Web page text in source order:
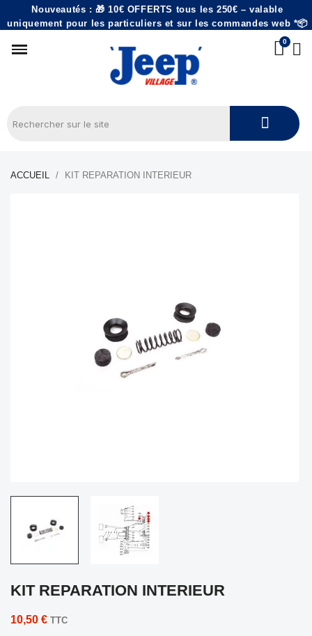
Nouveautés : 🎁 10€ OFFERTS tous les 250€ – valable
uniquement pour les particuliers et sur les commandes web *📦
ACCUEIL KIT REPARATION INTERIEUR
KIT REPARATION INTERIEUR
10,50 € TTC